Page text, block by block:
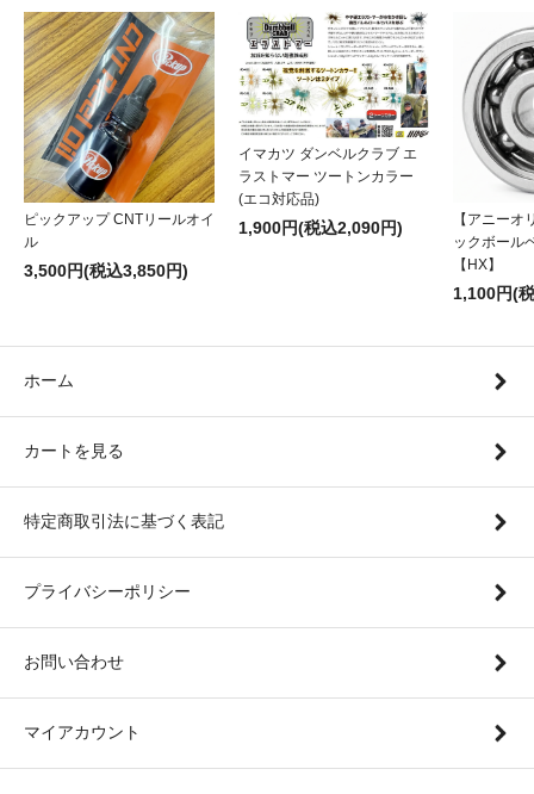
ピックアップ CNTリールオイ
ル
3,500円(税込3,850円)
イマカツ ダンベルクラブ エ
ラストマー ツートンカラー
(エコ対応品)
1,900円(税込2,090円)
【アニーオ
ックボール
【HX】
1,100円(
ホーム
カートを見る
特定商取引法に基づく表記
プライバシーポリシー
お問い合わせ
マイアカウント